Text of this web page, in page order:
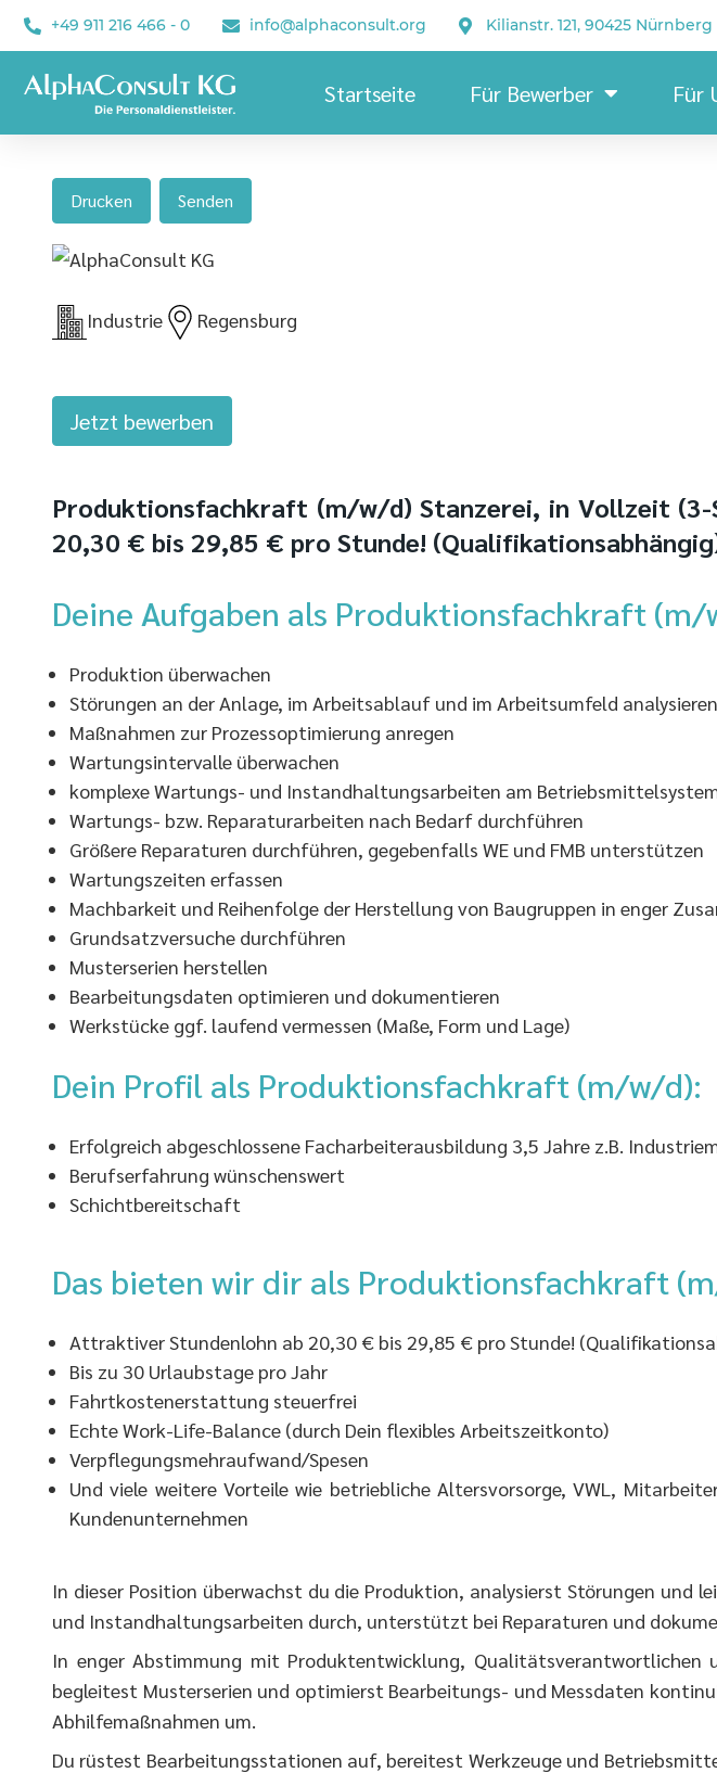
+49 911 216 466 - 0 info@alphaconsult.org Kilianstr. 121, 90425 Nürnberg
Startseite Für Bewerber Für
Drucken Senden
Industrie Regensburg
Jetzt bewerben
Produktionsfachkraft (m/w/d) Stanzerei, in Vollzeit
20,30 € bis 29,85 € pro Stunde!
Deine Aufgaben als Produktionsfachkraft (m/
Produktion überwachen
Störungen an der Anlage, im Arbeitsablauf und im Arbeitsumfeld
Maßnahmen zur Prozessoptimierung anregen
Wartungsintervalle überwachen
komplexe Wartungs- und Instandhaltungsarbeiten am
Wartungs- bzw. Reparaturarbeiten nach Bedarf durchführen
Größere Reparaturen durchführen, gegebenfalls WE und FMB unterstützen
Wartungszeiten erfassen
Machbarkeit und Reihenfolge der Herstellung von Baugruppen in enger
Grundsatzversuche durchführen
Musterserien herstellen
Bearbeitungsdaten optimieren und dokumentieren
Werkstücke ggf. laufend vermessen (Maße, Form und Lage)
Dein Profil als Produktionsfachkraft (m/w/d):
Erfolgreich abgeschlossene Facharbeiterausbildung 3,5 Jahre z.B.
Berufserfahrung wünschenswert
Schichtbereitschaft
Das bieten wir dir als Produktionsfachkraft
Attraktiver Stundenlohn ab 20,30 € bis 29,85 € pro Stunde!
Bis zu 30 Urlaubstage pro Jahr
Fahrtkostenerstattung steuerfrei
Echte Work-Life-Balance (durch Dein flexibles Arbeitszeitkonto)
Verpflegungsmehraufwand/Spesen
Und viele weitere Vorteile wie betriebliche Altersvorsorge, VWL,
Kundenunternehmen
In dieser Position überwachst du die Produktion, analysierst Störungen
und Instandhaltungsarbeiten durch, unterstützt bei Reparaturen und
In enger Abstimmung mit Produktentwicklung,
begleitest Musterserien und optimierst Bearbeitungs- und Messdaten
Abhilfemaßnahmen um.
Du rüstest Bearbeitungsstationen auf, bereitest Werkzeuge und